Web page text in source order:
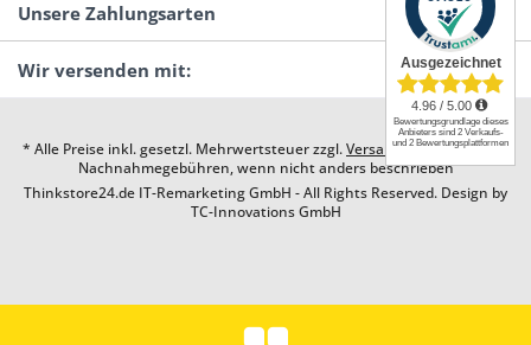
Unsere Zahlungsarten
Wir versenden mit:
* Alle Preise inkl. gesetzl. Mehrwertsteuer zzgl.Versandkostenund ggf.
Nachnahmegebühren, wenn nicht anders beschrieben
Thinkstore24.de IT-Remarketing GmbH - All Rights Reserved. Design by
TC-Innovations GmbH